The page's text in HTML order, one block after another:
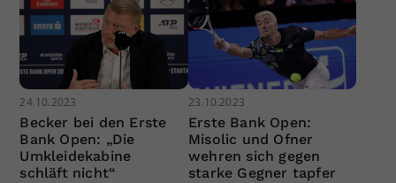
24.10.2023
Becker bei den Erste
Bank Open: „Die
Umkleidekabine
schläft nicht“
23.10.2023
Erste Bank Open:
Misolic und Ofner
wehren sich gegen
starke Gegner tapfer